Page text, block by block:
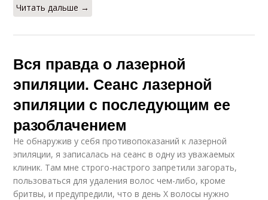
Читать дальше →
Вся правда о лазерной
эпиляции. Сеанс лазерной
эпиляции с последующим ее
разоблачением
Не обнаружив у себя противопоказаний к лазерной
эпиляции, я записалась на сеанс в одну из уважаемых
клиник. Там мне строго-настрого запретили загорать,
пользоваться для удаления волос чем-либо, кроме
бритвы, и предупредили, что в день Х волосы нужно